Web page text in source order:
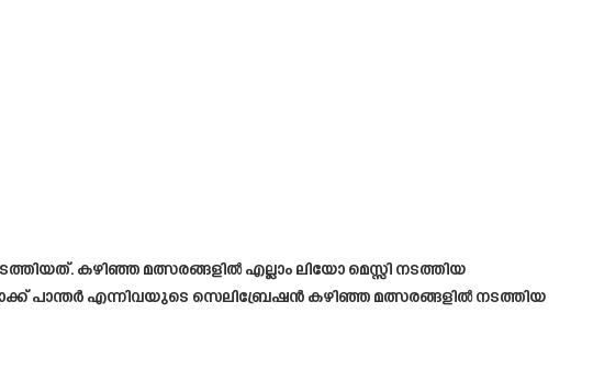
കഴിഞ്ഞ മത്സരങ്ങളിൽ എല്ലാം ലിയോ മെസ്സി നടത്തിയ
പാന്തർ എന്നിവയുടെ സെലിബ്രേഷൻ കഴിഞ്ഞ മത്സരങ്ങളിൽ നടത്തിയ